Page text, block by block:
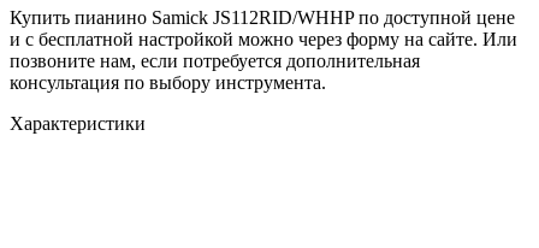
Купить пианино Samick JS112RID/WHHP по доступной цене
и с бесплатной настройкой можно через форму на сайте. Или
позвоните нам, если потребуется дополнительная
консультация по выбору инструмента.
Характеристики